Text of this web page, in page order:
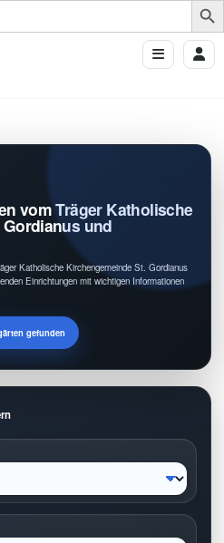
vom Träger Katholische
und
Katholische Kirchengemeinde St. Gordianus
Einrichtungen mit wichtigen Informationen
gefunden